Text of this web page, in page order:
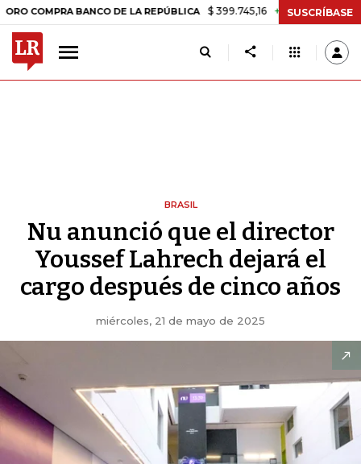
BANCO DE LA REPÚBLICA $ 399.745,16 +$ 2.295,71 +0,58%
SUSCRÍBASE
BRASIL
Nu anunció que el director
Youssef Lahrech dejará el
cargo después de cinco años
miércoles, 21 de mayo de 2025